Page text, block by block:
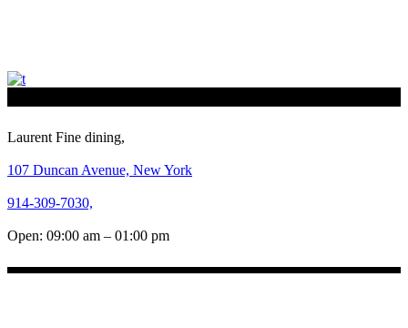
Laurent Fine dining,
107 Duncan Avenue, New York
914-309-7030,
Open: 09:00 am – 01:00 pm